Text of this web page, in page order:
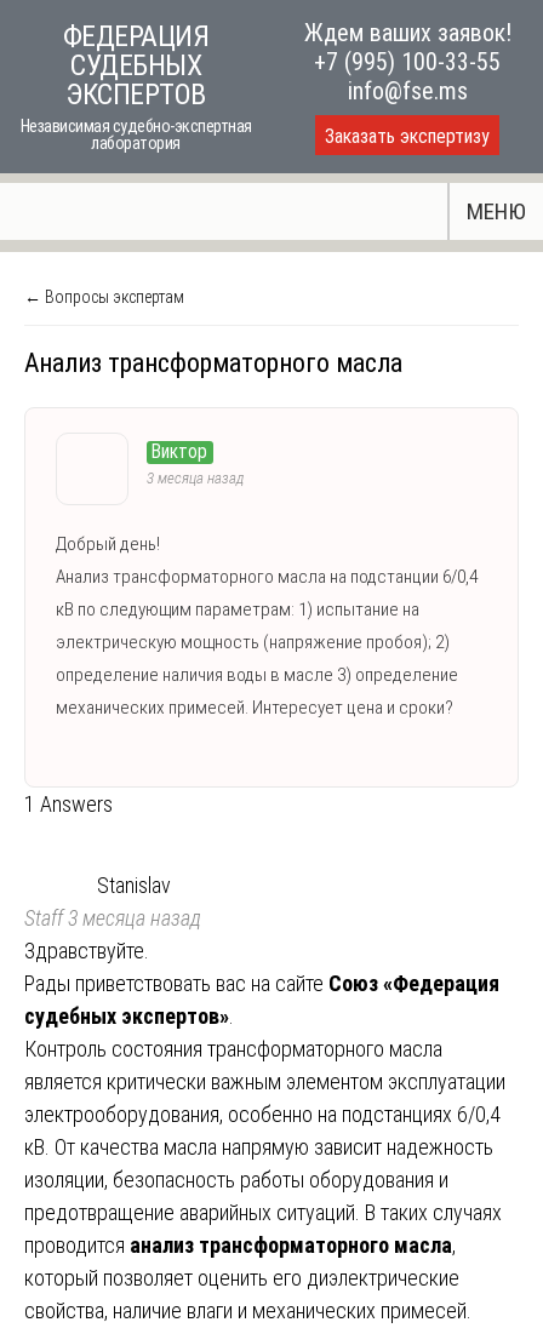
ФЕДЕРАЦИЯ
СУДЕБНЫХ
ЭКСПЕРТОВ
Независимая судебно-экспертная
лаборатория
Ждем ваших заявок!
+7 (995) 100-33-55
info@fse.ms
Заказать экспертизу
МЕНЮ
← Вопросы экспертам
Анализ трансформаторного масла
Виктор
3 месяца назад
Добрый день!
Анализ трансформаторного масла на подстанции 6/0,4
кВ по следующим параметрам: 1) испытание на
электрическую мощность (напряжение пробоя); 2)
определение наличия воды в масле 3) определение
механических примесей. Интересует цена и сроки?
1 Answers
Stanislav
Staff3 месяца назад
Здравствуйте.
Рады приветствовать вас на сайте Союз «Федерация
судебных экспертов»
Контроль состояния трансформаторного масла
является критически важным элементом эксплуатации
электрооборудования, особенно на подстанциях 6/0,4
кВ. От качества масла напрямую зависит надежность
изоляции, безопасность работы оборудования и
предотвращение аварийных ситуаций. В таких случаях
проводится анализ трансформаторного масла,
который позволяет оценить его диэлектрические
свойства, наличие влаги и механических примесей.